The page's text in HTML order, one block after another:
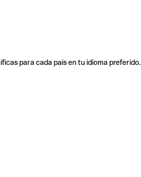
para cada país en tu idioma preferido.